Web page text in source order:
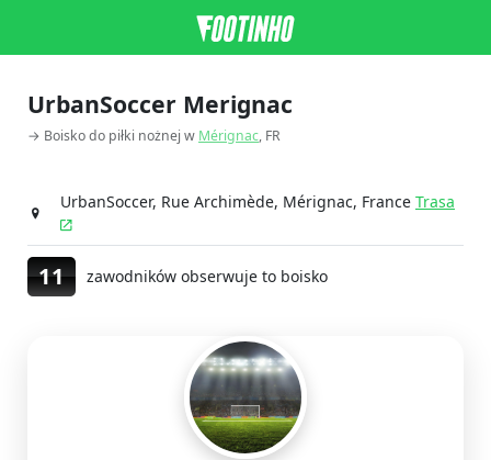
UrbanSoccer Merignac
→ Boisko do piłki nożnej w Mérignac, FR
UrbanSoccer, Rue Archimède, Mérignac, France Trasa
11 zawodników obserwuje to boisko